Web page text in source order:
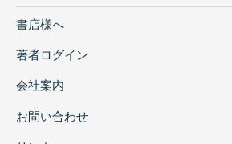
書店様へ
著者ログイン
会社案内
お問い合わせ